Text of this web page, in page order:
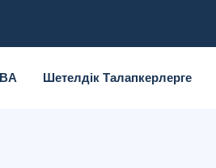
Шетелдік Талапкерлерге